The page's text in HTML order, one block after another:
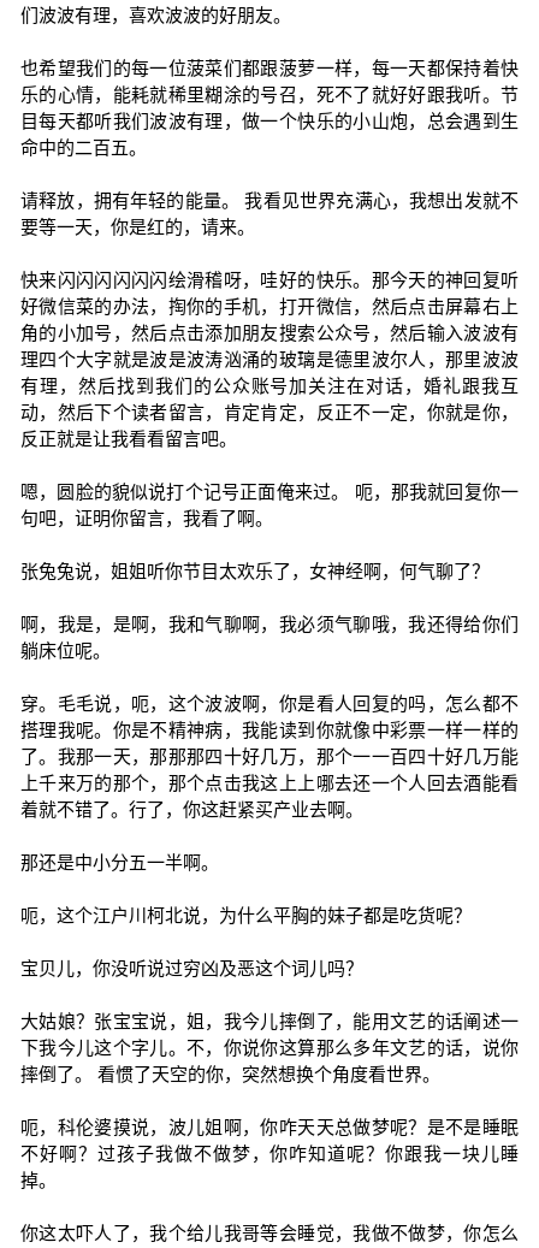
们波波有理，喜欢波波的好朋友。
也希望我们的每一位菠菜们都跟菠萝一样，每一天都保持着快
乐的心情，能耗就稀里糊涂的号召，死不了就好好跟我听。节
目每天都听我们波波有理，做一个快乐的小山炮，总会遇到生
命中的二百五。
请释放，拥有年轻的能量。 我看见世界充满心，我想出发就不
要等一天，你是红的，请来。
快来闪闪闪闪闪闪绘滑稽呀，哇好的快乐。那今天的神回复听
好微信菜的办法，掏你的手机，打开微信，然后点击屏幕右上
角的小加号，然后点击添加朋友搜索公众号，然后输入波波有
理四个大字就是波是波涛汹涌的玻璃是德里波尔人，那里波波
有理，然后找到我们的公众账号加关注在对话，婚礼跟我互
动，然后下个读者留言，肯定肯定，反正不一定，你就是你，
反正就是让我看看留言吧。
嗯，圆脸的貌似说打个记号正面俺来过。 呃，那我就回复你一
句吧，证明你留言，我看了啊。
张兔兔说，姐姐听你节目太欢乐了，女神经啊，何气聊了？
啊，我是，是啊，我和气聊啊，我必须气聊哦，我还得给你们
躺床位呢。
穿。毛毛说，呃，这个波波啊，你是看人回复的吗，怎么都不
搭理我呢。你是不精神病，我能读到你就像中彩票一样一样的
了。我那一天，那那那四十好几万，那个一一百四十好几万能
上千来万的那个，那个点击我这上上哪去还一个人回去酒能看
着就不错了。行了，你这赶紧买产业去啊。
那还是中小分五一半啊。
呃，这个江户川柯北说，为什么平胸的妹子都是吃货呢？
宝贝儿，你没听说过穷凶及恶这个词儿吗？
大姑娘？张宝宝说，姐，我今儿摔倒了，能用文艺的话阐述一
下我今儿这个字儿。不，你说你这算那么多年文艺的话，说你
摔倒了。 看惯了天空的你，突然想换个角度看世界。
呃，科伦婆摸说，波儿姐啊，你咋天天总做梦呢？是不是睡眠
不好啊？过孩子我做不做梦，你咋知道呢？你跟我一块儿睡
掉。
你这太吓人了，我个给儿我哥等会睡觉，我做不做梦，你怎么